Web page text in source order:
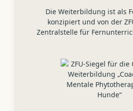
Die Weiterbildung ist als
konzipiert und von der
Zentralstelle für